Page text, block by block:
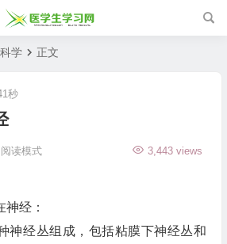
学 正文
3,443 views
秒
阅读模式
经：
经丛组成，包括粘膜下神经丛和